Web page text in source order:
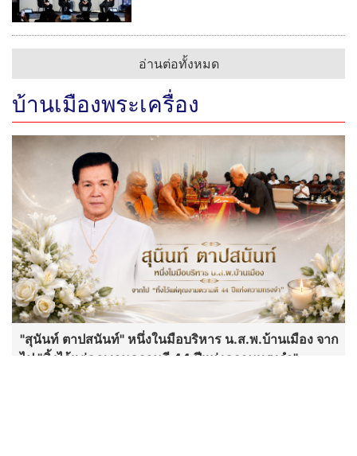
อ่านต่อทั้งหมด
บ้านเมืองพระเครื่อง
"สุนันท์ ตาปสนันท์" หนึ่งในมือบริหาร น.ส.พ.บ้านเมือง จาก
ไป "ทิ้งไว้แต่คุณงามความดี 44 ปีแห่งความทรงจำ"